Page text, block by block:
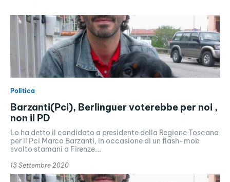
Politica
Barzanti(Pci), Berlinguer voterebbe per noi ,
non il PD
Lo ha detto il candidato a presidente della Regione Toscana
per il Pci Marco Barzanti, in occasione di un flash-mob
svolto stamani a Firenze...
13 Settembre 2020